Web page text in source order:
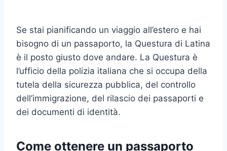
Se stai pianificando un viaggio all’estero e hai
bisogno di un passaporto, la Questura di Latina
è il posto giusto dove andare. La Questura è
l’ufficio della polizia italiana che si occupa della
tutela della sicurezza pubblica, del controllo
dell’immigrazione, del rilascio dei passaporti e
dei documenti di identità.
Come ottenere un passaporto